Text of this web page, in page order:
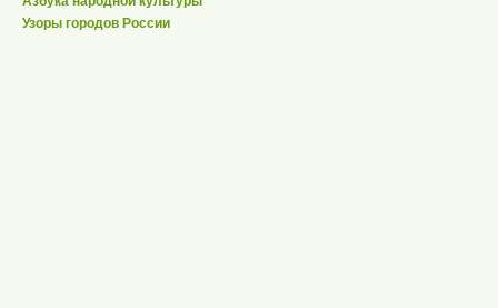
Узоры городов России